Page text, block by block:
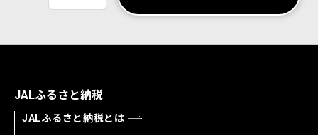
JALふるさと納税
JALふるさと納税とは